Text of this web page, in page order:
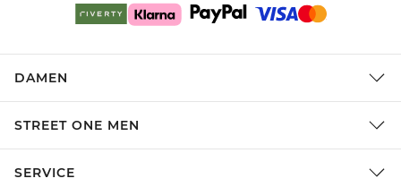
DAMEN
STREET ONE MEN
SERVICE